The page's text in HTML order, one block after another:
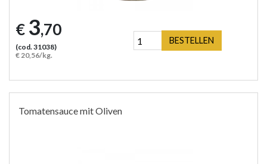
€ 3,70
(cod. 31038)
€ 20,56/kg.
BESTELLEN
Tomatensauce mit Oliven